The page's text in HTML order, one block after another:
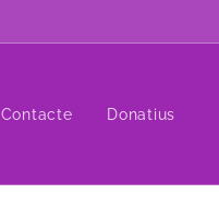
Contacte Donatius